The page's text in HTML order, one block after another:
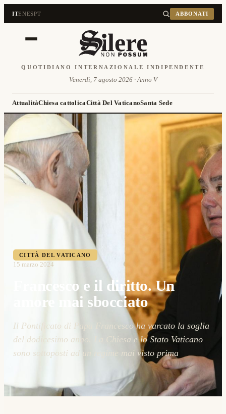
ITENESPT ABBONATI
QUOTIDIANO INTERNAZIONALE INDIPENDENTE
Venerdì, 7 agosto 2026 · Anno V
AttualitàChiesa cattolicaCittà Del VaticanoSanta Sede
CITTÀ DEL VATICANO
15 marzo 2024
Francesco e il diritto. Un
amore mai sbocciato
Il Pontificato di Papa Francesco ha varcato la soglia
del dodicesimo anno. La Chiesa e lo Stato Vaticano
sono sottoposti ad un regime mai visto prima